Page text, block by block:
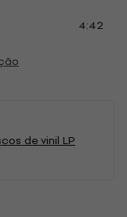
4:42
de vinil LP